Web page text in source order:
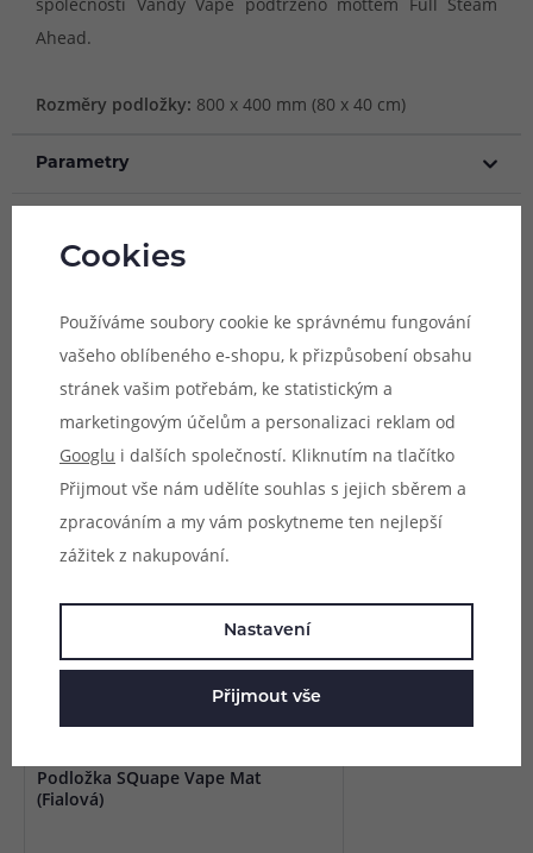
Ahead.
Rozměry podložky: 800 x 400 mm (80 x 40 cm)
Parametry
Mohlo by se vám líbit
Podložka SQuape Vape Mat
(Fialová)
Cookies
Používáme soubory cookie ke správnému fungování
vašeho oblíbeného e-shopu, k přizpůsobení obsahu
stránek vašim potřebám, ke statistickým a
marketingovým účelům a personalizaci reklam od
Googlu i dalších společností. Kliknutím na tlačítko
Přijmout vše nám udělíte souhlas s jejich sběrem a
zpracováním a my vám poskytneme ten nejlepší
zážitek z nakupování.
Nastavení
Přijmout vše